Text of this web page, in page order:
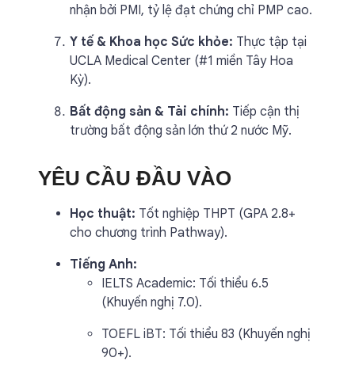
nhận bởi PMI, tỷ lệ đạt chứng chỉ PMP cao.
Y tế & Khoa học Sức khỏe: Thực tập tại
UCLA Medical Center (#1 miền Tây Hoa
Kỳ).
Bất động sản & Tài chính: Tiếp cận thị
trường bất động sản lớn thứ 2 nước Mỹ.
YÊU CẦU ĐẦU VÀO
Học thuật: Tốt nghiệp THPT (GPA 2.8+
cho chương trình Pathway).
Tiếng Anh:
IELTS Academic: Tối thiểu 6.5
(Khuyến nghị 7.0).
TOEFL iBT: Tối thiểu 83 (Khuyến nghị
90+).